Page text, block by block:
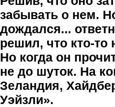
забывать о нем.
дождался...
решил, что кто-то
Но когда он
не до шуток. На
Зеландия,
Уэйзли».